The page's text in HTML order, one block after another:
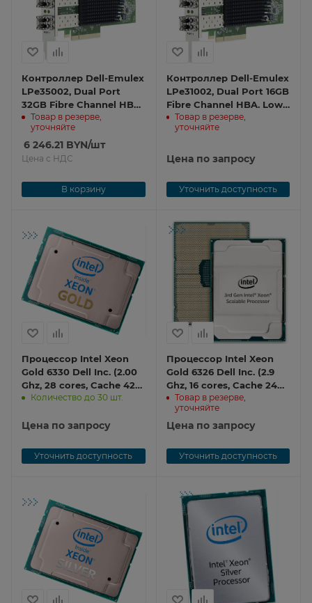
Контроллер Dell-Emulex
LPe35002, Dual Port
32GB Fibre Channel HBA
LPe35002 2x32GB FC
Товар в резерве,
уточняйте
6 246.21 BYN/шт
Цена с НДС
В корзину
Контроллер Dell-Emulex
LPe31002, Dual Port 16GB
Fibre Channel HBA. Low
Profile LPe31002 2x16GB
FC
Товар в резерве,
уточняйте
Цена по запросу
Уточнить доступность
Процессор Intel Xeon
Gold 6330 Dell Inc. (2.00
Ghz, 28 cores, Cache 42
MB, 205 W, 3200 MHz)
Количество до 30 шт.
Цена по запросу
Уточнить доступность
Процессор Intel Xeon
Gold 6326 Dell Inc. (2.9
Ghz, 16 cores, Cache 24
MB, 185W, 3200 Mhz) CPU
Xeon 6326
Товар в резерве,
уточняйте
Цена по запросу
Уточнить доступность